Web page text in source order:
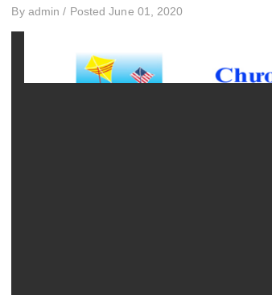
By admin / Posted June 01, 2020